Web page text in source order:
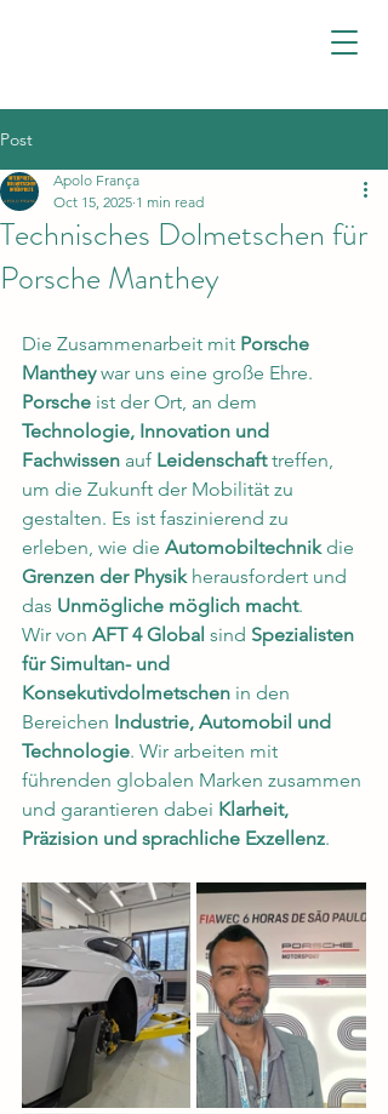
Post
Technisches Dolmetschen für
Porsche Manthey
Apolo França
Oct 15, 2025 1 min read
Die Zusammenarbeit mit Porsche
Manthey war uns eine große Ehre.
Porsche ist der Ort, an dem
Technologie, Innovation und
Fachwissen auf Leidenschaft treffen,
um die Zukunft der Mobilität zu
gestalten. Es ist faszinierend zu
erleben, wie die Automobiltechnik die
Grenzen der Physik herausfordert und
das Unmögliche möglich macht.
Wir von AFT 4 Global sind Spezialisten
für Simultan- und
Konsekutivdolmetschen in den
Bereichen Industrie, Automobil und
Technologie. Wir arbeiten mit
führenden globalen Marken zusammen
und garantieren dabei Klarheit,
Präzision und sprachliche Exzellenz.